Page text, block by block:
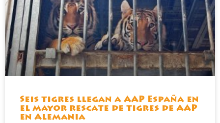
Seis tigres llegan a AAP España en
el mayor rescate de tigres de AAP
en Alemania